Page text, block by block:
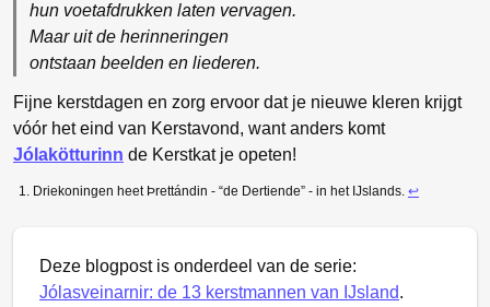
hun voetafdrukken laten vervagen.
Maar uit de herinneringen
ontstaan beelden en liederen.
Fijne kerstdagen en zorg ervoor dat je nieuwe kleren krijgt
vóór het eind van Kerstavond, want anders komt
Jólakötturinn de Kerstkat je opeten!
Driekoningen heet Þrettándin - “de Dertiende” - in het IJslands. ↩
Deze blogpost is onderdeel van de serie:
Jólasveinarnir: de 13 kerstmannen van IJsland.